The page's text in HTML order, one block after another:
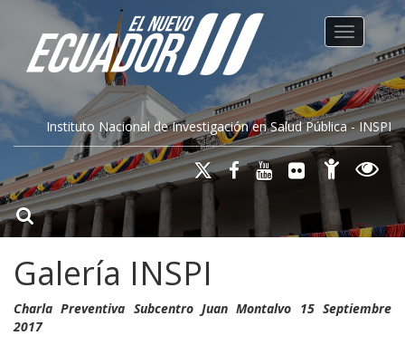
Instituto Nacional de Investigación en Salud Pública - INSPI
Toggle
Galería INSPI
Charla Preventiva Subcentro Juan Montalvo 15 Septiembre
2017